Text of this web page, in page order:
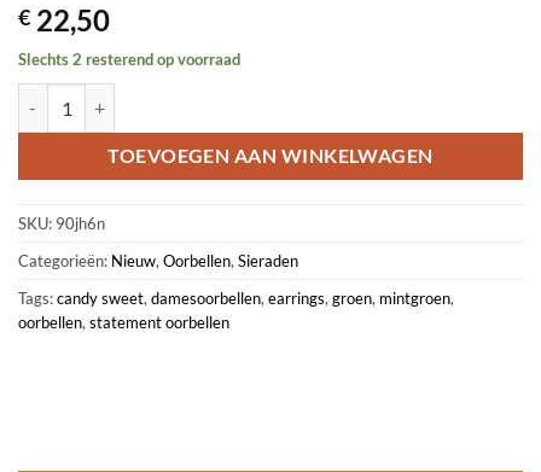
€ 22,50
Slechts 2 resterend op voorraad
TOEVOEGEN AAN WINKELWAGEN
SKU: 90jh6n
Categorieën: Nieuw,Oorbellen,Sieraden
Tags:candy sweet,damesoorbellen,earrings,groen, mintgroen,
oorbellen,statement oorbellen